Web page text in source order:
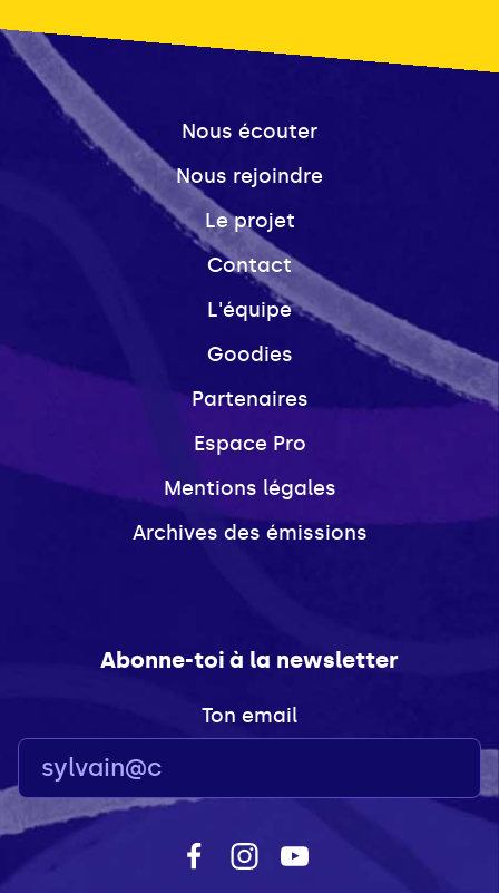
Nous écouter
Nous rejoindre
Le projet
Contact
L'équipe
Goodies
Partenaires
Espace Pro
Mentions légales
Archives des émissions
Abonne-toi à la newsletter
Ton email